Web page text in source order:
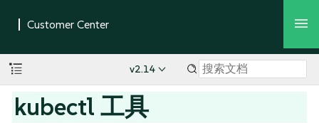
v2.14
kubectl 工具